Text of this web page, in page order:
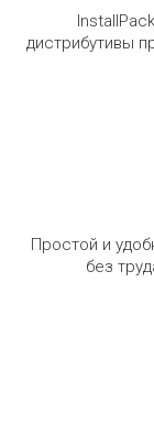
дистрибутивы
Простой и
без